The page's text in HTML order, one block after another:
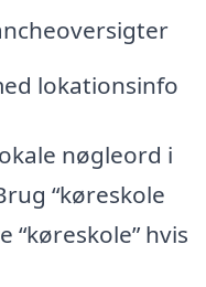
lokationsinfo
nøgleord i
“køreskole
“køreskole” hvis